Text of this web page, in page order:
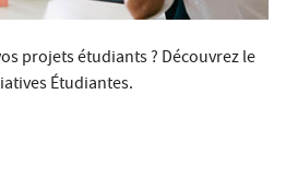
projets étudiants ? Découvrez le
Étudiantes.